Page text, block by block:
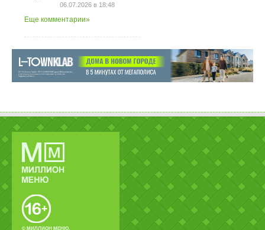
06.07.2026 в 18:48
Еще комментарии»
© МИЛЛИОН МЕНЮ.